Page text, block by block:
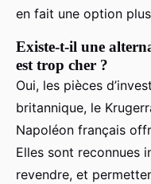
en fait une option
Existe-t-il une
est trop cher ?
Oui, les pièces
britannique, le
Napoléon français
Elles sont reconnues
revendre, et